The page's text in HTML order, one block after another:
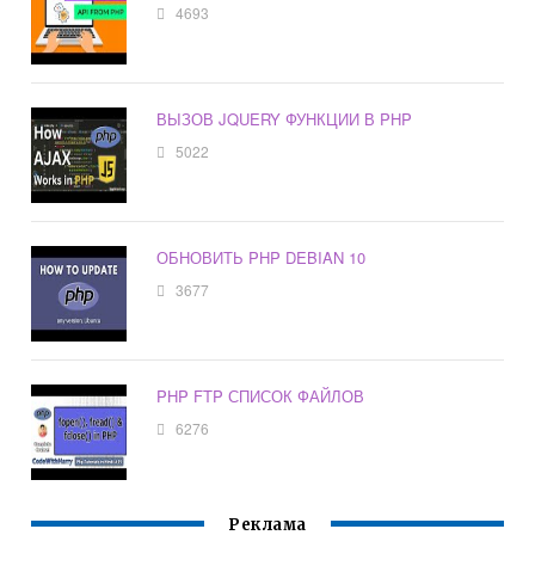
4693
ВЫЗОВ JQUERY ФУНКЦИИ В PHP
5022
ОБНОВИТЬ PHP DEBIAN 10
3677
PHP FTP СПИСОК ФАЙЛОВ
6276
Реклама